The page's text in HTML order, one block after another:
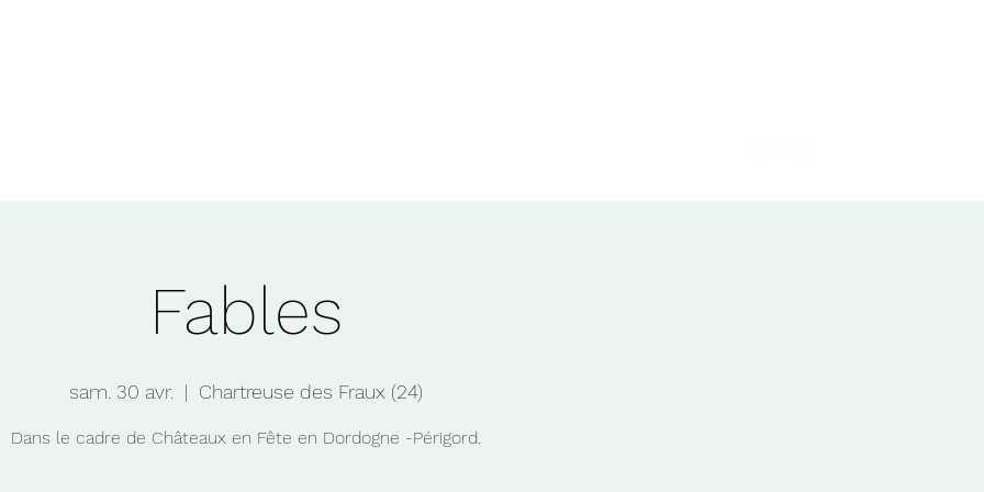
Fables
sam. 30 avr.
  |
Chartreuse des Fraux (24)
Dans le cadre de Châteaux en Fête en Dordogne -Périgord.